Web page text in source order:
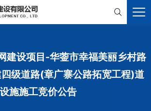

建设项目-华蓥市幸福美丽乡村路
级道路(章广寨公路拓宽工程)道
施施工竞价公告